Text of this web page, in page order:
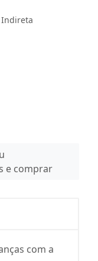
e comprar
com a